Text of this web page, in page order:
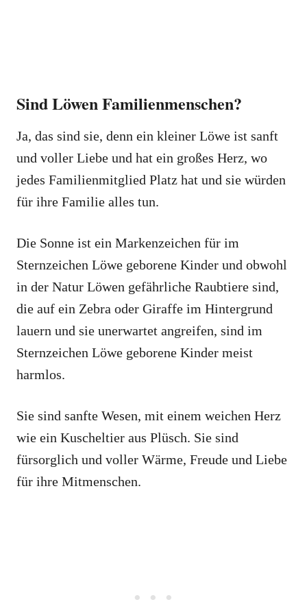
Sind Löwen Familienmenschen?
Ja, das sind sie, denn ein kleiner Löwe ist sanft
und voller Liebe und hat ein großes Herz, wo
jedes Familienmitglied Platz hat und sie würden
für ihre Familie alles tun.
Die Sonne ist ein Markenzeichen für im
Sternzeichen Löwe geborene Kinder und obwohl
in der Natur Löwen gefährliche Raubtiere sind,
die auf ein Zebra oder Giraffe im Hintergrund
lauern und sie unerwartet angreifen, sind im
Sternzeichen Löwe geborene Kinder meist
harmlos.
Sie sind sanfte Wesen, mit einem weichen Herz
wie ein Kuscheltier aus Plüsch. Sie sind
fürsorglich und voller Wärme, Freude und Liebe
für ihre Mitmenschen.